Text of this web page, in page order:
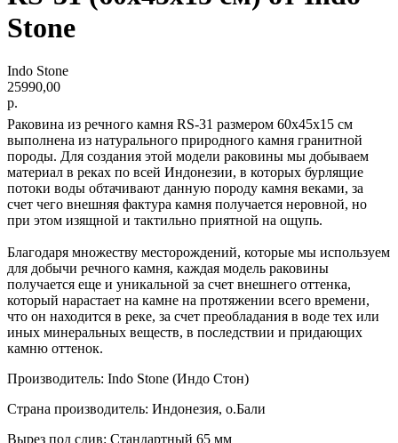
Stone
Indo Stone
25990,00
р.
Раковина из речного камня RS-31 размером 60х45х15 см
выполнена из натурального природного камня гранитной
породы. Для создания этой модели раковины мы добываем
материал в реках по всей Индонезии, в которых бурлящие
потоки воды обтачивают данную породу камня веками, за
счет чего внешняя фактура камня получается неровной, но
при этом изящной и тактильно приятной на ощупь.
Благодаря множеству месторождений, которые мы используем
для добычи речного камня, каждая модель раковины
получается еще и уникальной за счет внешнего оттенка,
который нарастает на камне на протяжении всего времени,
что он находится в реке, за счет преобладания в воде тех или
иных минеральных веществ, в последствии и придающих
камню оттенок.
Производитель: Indo Stone (Индо Стон)
Страна производитель: Индонезия, о.Бали
Вырез под слив: Стандартный 65 мм